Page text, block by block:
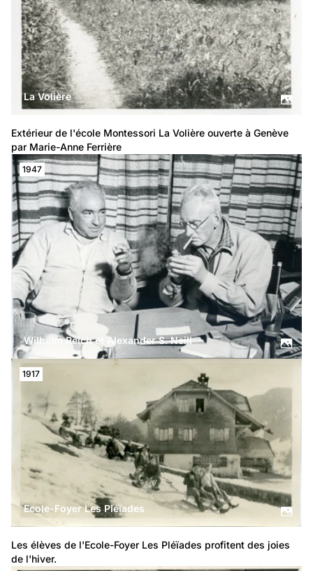
La Volière
Extérieur de l'école Montessori La Volière ouverte à Genève
par Marie-Anne Ferrière
1947
Wilhelm Reich et Alexander S. Neill
1917
Ecole-Foyer Les Pléïades
Les élèves de l'Ecole-Foyer Les Pléïades profitent des joies
de l'hiver.